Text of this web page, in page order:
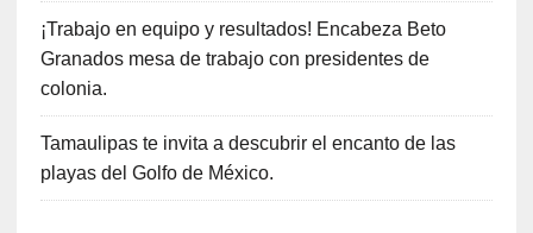
¡Trabajo en equipo y resultados! Encabeza Beto
Granados mesa de trabajo con presidentes de
colonia.
Tamaulipas te invita a descubrir el encanto de las
playas del Golfo de México.